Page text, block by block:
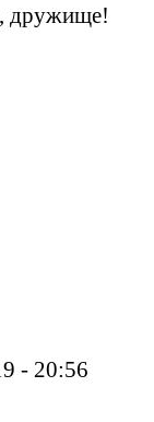
дружище!
- 20:56